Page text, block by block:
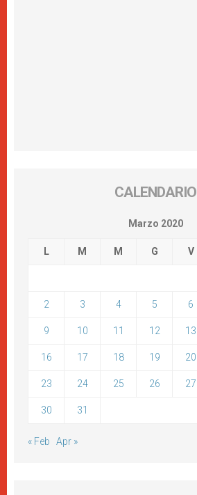
CALENDARIO
Marzo 2020
L M M G V
2 3 4 5 6
9 10 11 12 13
16 17 18 19 20
23 24 25 26 27
30 31
« Feb Apr »